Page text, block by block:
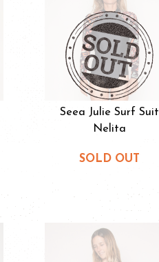
Seea Julie Surf Suit
Nelita
SOLD OUT